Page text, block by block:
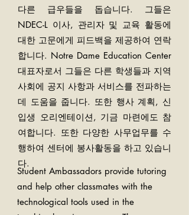
다른 급우들을 돕습니다. 그들은
NDEC-L 이사, 관리자 및 교육 활동에
대한 고문에게 피드백을 제공하여 연락
합니다. Notre Dame Education Center
대표자로서 그들은 다른 학생들과 지역
사회에 공지 사항과 서비스를 전파하는
데 도움을 줍니다. 또한 행사 계획, 신
입생 오리엔테이션, 기금 마련에도 참
여합니다. 또한 다양한 사무업무를 수
행하여 센터에 봉사활동을 하고 있습니
다.
Student Ambassadors provide tutoring
and help other classmates with the
technological tools used in the